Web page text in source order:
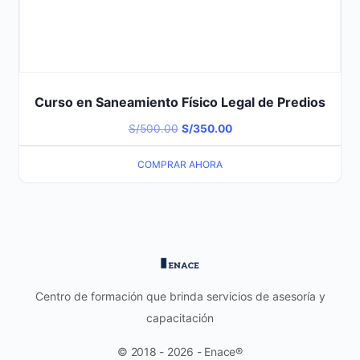
Curso en Saneamiento Físico Legal de Predios
S/500.00 El
precio
original
S/350.00El
precio
COMPRAR AHORA
Centro de formación que brinda servicios de asesoría y
capacitación
© 2018 - 2026 - Enace®